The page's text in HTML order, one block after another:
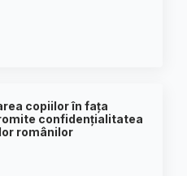
copiilor în fața
confidențialitatea
românilor